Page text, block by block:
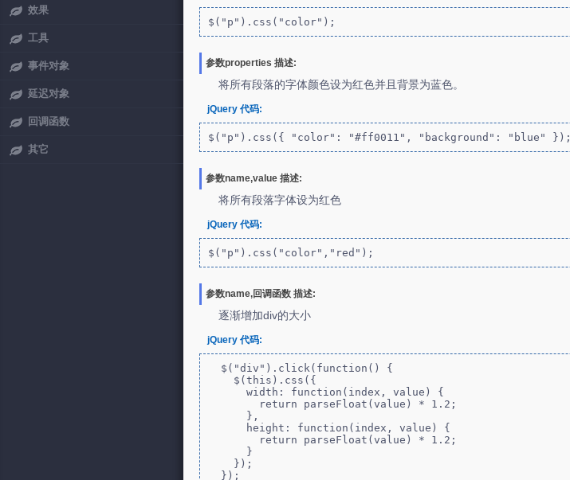
$("p").css("color");
参数properties 描述:
将所有段落的字体颜色设为红色并且背景为蓝色。
jQuery 代码:
$("p").css({ "color": "#ff0011", "background": "blue" });
参数name,value 描述:
将所有段落字体设为红色
jQuery 代码:
$("p").css("color","red");
参数name,回调函数 描述:
逐渐增加div的大小
jQuery 代码:
  });
效果
工具
事件对象
延迟对象
回调函数
其它